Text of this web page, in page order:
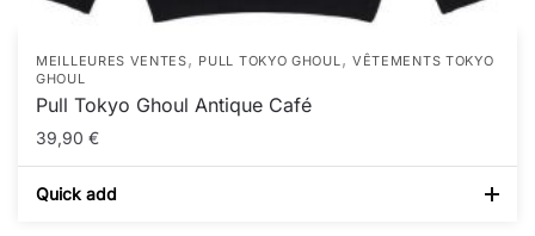
MEILLEURES VENTES, PULL TOKYO GHOUL, VÊTEMENTS TOKYO
GHOUL
Pull Tokyo Ghoul Antique Café
39,90 €
Quick add